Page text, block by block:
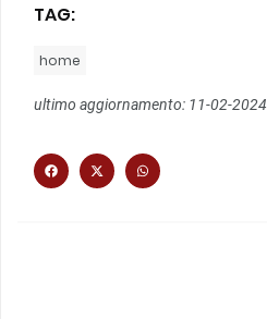
TAG:
home
ultimo aggiornamento: 11-02-2024